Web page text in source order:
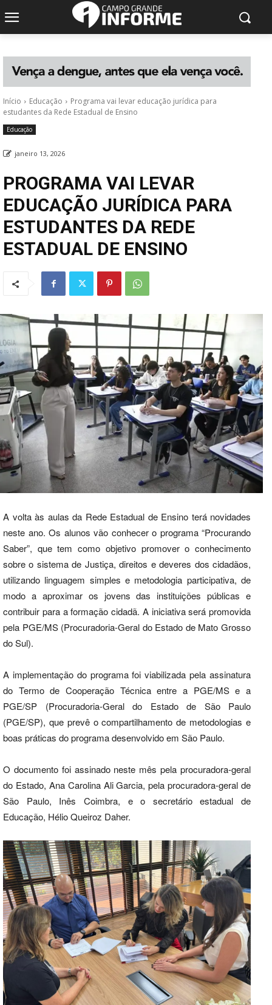
Início Educação
Programa vai levar educação jurídica para
estudantes da Rede Estadual de Ensino
Educação
janeiro 13, 2026
PROGRAMA VAI LEVAR
EDUCAÇÃO JURÍDICA PARA
ESTUDANTES DA REDE
ESTADUAL DE ENSINO
A volta às aulas da Rede Estadual de Ensino terá novidades
neste ano. Os alunos vão conhecer o programa “Procurando
Saber”, que tem como objetivo promover o conhecimento
sobre o sistema de Justiça, direitos e deveres dos cidadãos,
utilizando linguagem simples e metodologia participativa, de
modo a aproximar os jovens das instituições públicas e
contribuir para a formação cidadã. A iniciativa será promovida
pela PGE/MS (Procuradoria-Geral do Estado de Mato Grosso
do Sul).
A implementação do programa foi viabilizada pela assinatura
do Termo de Cooperação Técnica entre a PGE/MS e a
PGE/SP (Procuradoria-Geral do Estado de São Paulo
(PGE/SP), que prevê o compartilhamento de metodologias e
boas práticas do programa desenvolvido em São Paulo.
O documento foi assinado neste mês pela procuradora-geral
do Estado, Ana Carolina Ali Garcia, pela procuradora-geral de
São Paulo, Inês Coimbra, e o secretário estadual de
Educação, Hélio Queiroz Daher.